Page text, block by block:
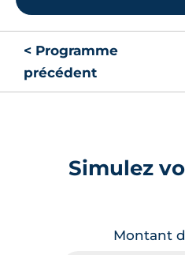
< Programme
précédent
Simulez
Montant